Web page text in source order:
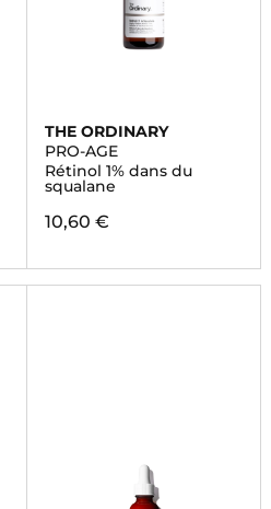
THE ORDINARY
PRO-AGE
Rétinol 1% dans du
squalane
10,60 €